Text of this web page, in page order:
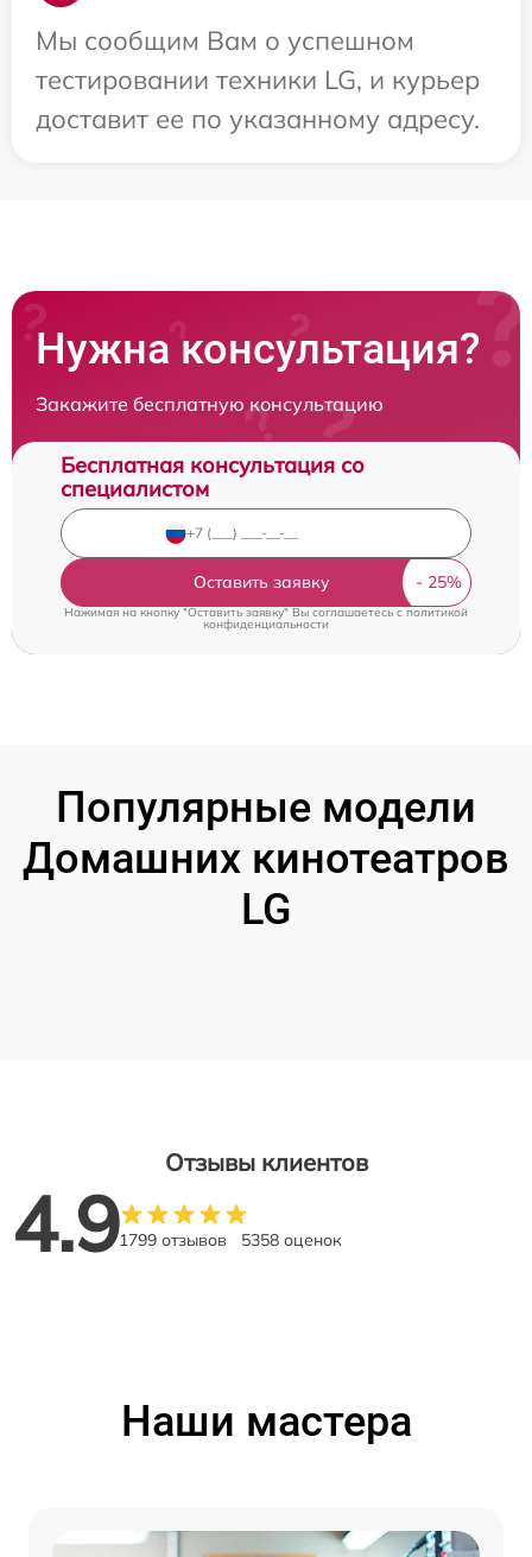
Мы сообщим Вам о успешном
тестировании техники LG, и курьер
доставит ее по указанному адресу.
Нужна консультация?
Закажите бесплатную консультацию
Бесплатная консультация со
специалистом
Оставить заявку
Нажимая на кнопку "Оставить заявку" Вы соглашаетесь cполитикой
конфиденциальности
Популярные модели
Домашних кинотеатров
LG
Отзывы клиентов
4.91799 отзывов 5358 оценок
Наши мастера